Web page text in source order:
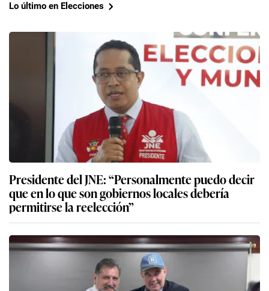
Lo último en Elecciones
Presidente del JNE: “Personalmente puedo decir
que en lo que son gobiernos locales debería
permitirse la reelección”